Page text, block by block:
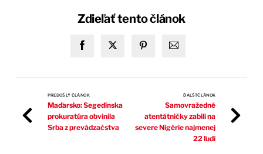
Zdieľať tento článok
PREDOŠLÝ ČLÁNOK
Maďarsko: Segedínska
prokuratúra obvinila
Srba z prevádzačstva
ĎALŠÍ ČLÁNOK
Samovražedné
atentátničky zabili na
severe Nigérie najmenej
22 ľudí